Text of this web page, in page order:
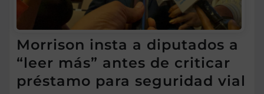
Morrison insta a diputados a
“leer más” antes de criticar
préstamo para seguridad vial